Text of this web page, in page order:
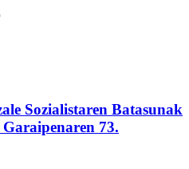
Sozialistaren Batasunak
73.